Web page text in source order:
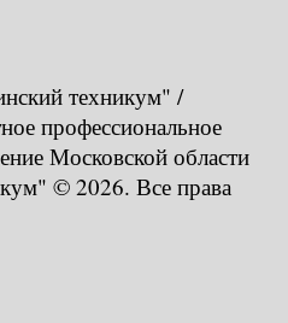
техникум" /
профессиональное
Московской области
© 2026. Все права